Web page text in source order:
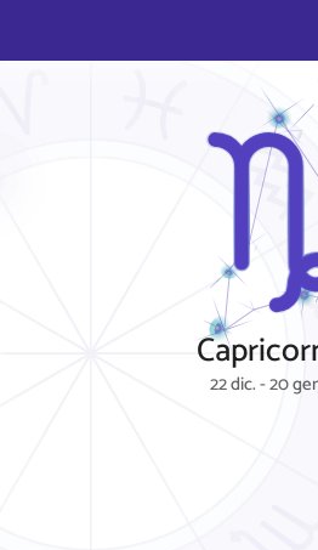
22 dic. - 20